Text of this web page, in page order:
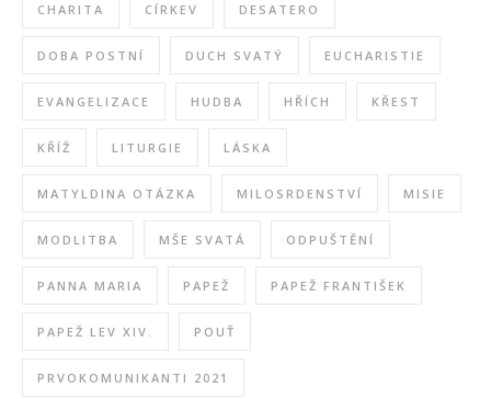
CHARITA CÍRKEV DESATERO
DOBA POSTNÍ DUCH SVATÝ EUCHARISTIE
EVANGELIZACE HUDBA HŘÍCH KŘEST
KŘÍŽ LITURGIE LÁSKA
MATYLDINA OTÁZKA MILOSRDENSTVÍ MISIE
MODLITBA MŠE SVATÁ ODPUŠTĚNÍ
PANNA MARIA PAPEŽ PAPEŽ FRANTIŠEK
PAPEŽ LEV XIV. POUŤ
PRVOKOMUNIKANTI 2021